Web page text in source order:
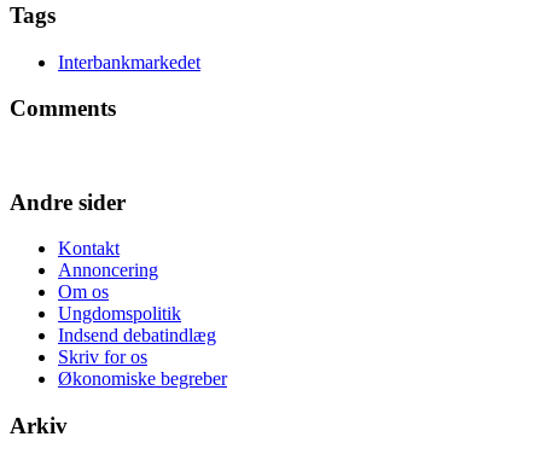
Tags
Interbankmarkedet
Comments
Andre sider
Kontakt
Annoncering
Om os
Ungdomspolitik
Indsend debatindlæg
Skriv for os
Økonomiske begreber
Arkiv